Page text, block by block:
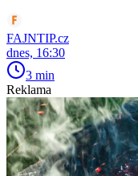
FAJNTIP.cz
dnes, 16:30
3 min
Reklama